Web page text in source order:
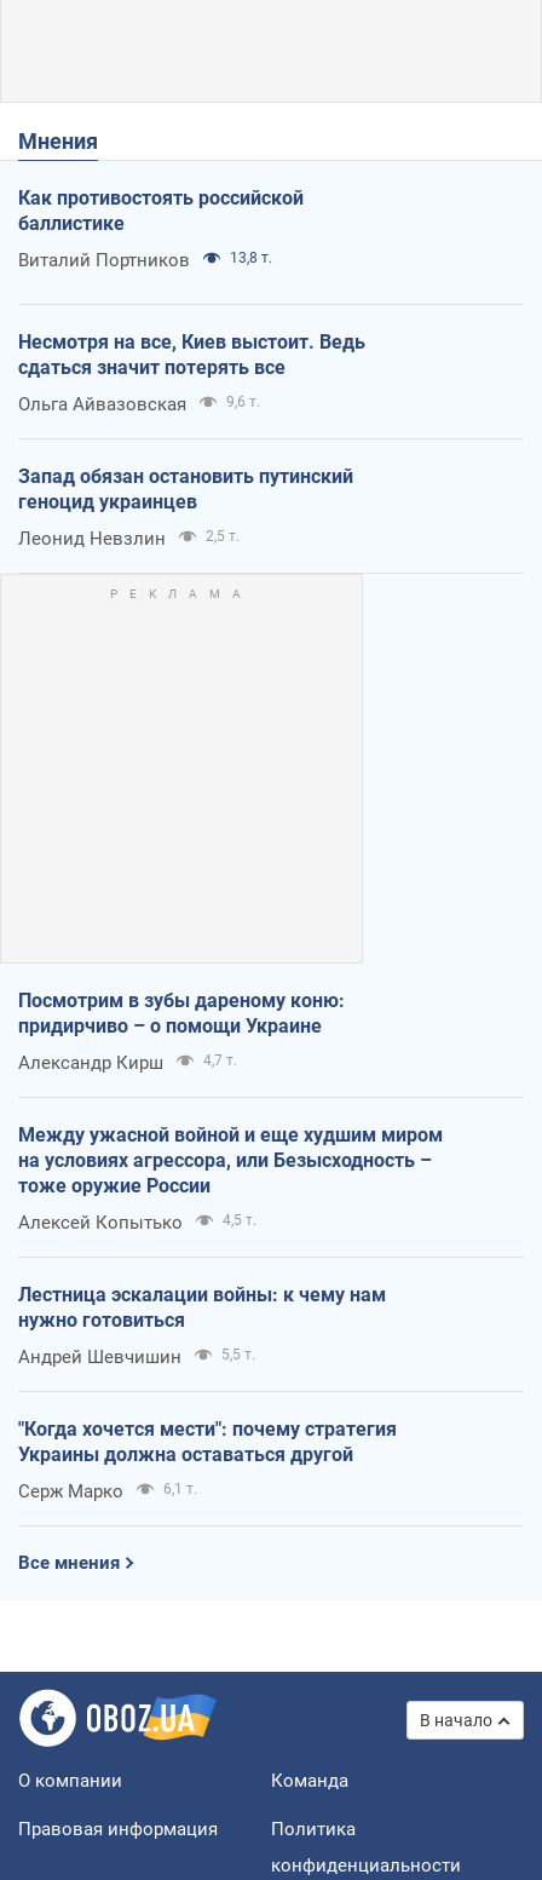
Мнения
Как противостоять российской
баллистике
Виталий Портников 13,8 т.
Несмотря на все, Киев выстоит. Ведь
сдаться значит потерять все
Ольга Айвазовская 9,6 т.
Запад обязан остановить путинский
геноцид украинцев
Леонид Невзлин 2,5 т.
Посмотрим в зубы дареному коню:
придирчиво – о помощи Украине
Александр Кирш 4,7 т.
Между ужасной войной и еще худшим миром
на условиях агрессора, или Безысходность –
тоже оружие России
Алексей Копытько 4,5 т.
Лестница эскалации войны: к чему нам
нужно готовиться
Андрей Шевчишин 5,5 т.
"Когда хочется мести": почему стратегия
Украины должна оставаться другой
Серж Марко 6,1 т.
Все мнения
В начало
О компании Команда
Правовая информация
Политика
конфиденциальности